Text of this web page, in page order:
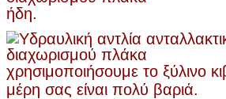
ήδη.
χρησιμοποιήσουμε το ξύλινο
μέρη σας είναι πολύ βαριά.